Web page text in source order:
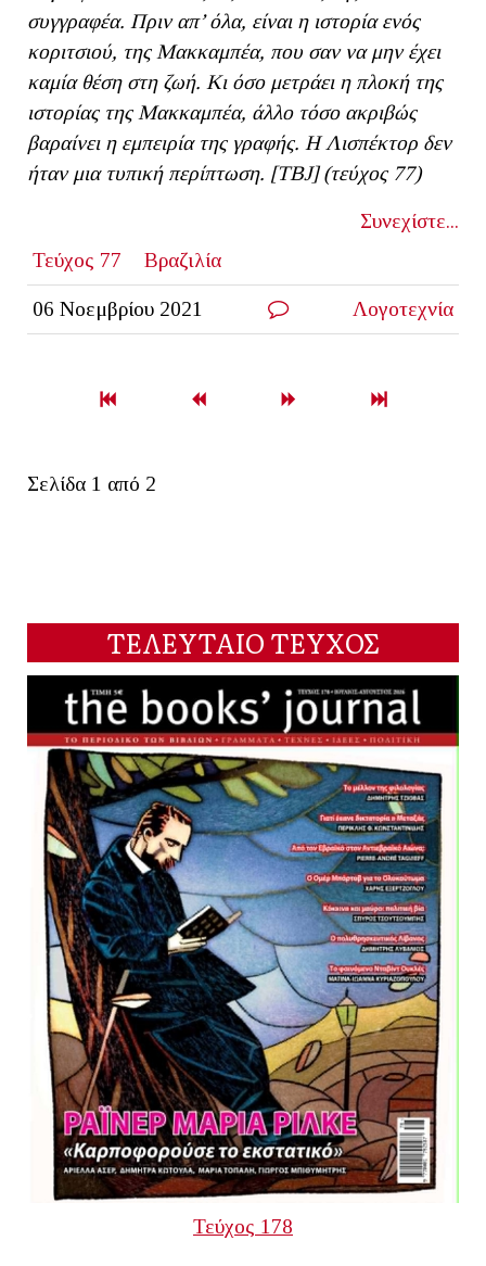
συγγραφέα. Πριν απ’ όλα, είναι η ιστορία ενός
κοριτσιού, της Μακκαμπέα, που σαν να μην έχει
καμία θέση στη ζωή. Κι όσο μετράει η πλοκή της
ιστορίας της Μακκαμπέα, άλλο τόσο ακριβώς
βαραίνει η εμπειρία της γραφής. Η Λισπέκτορ δεν
ήταν μια τυπική περίπτωση. [TBJ] (τεύχος 77)
Συνεχίστε...
Τεύχος 77
Βραζιλία
06 Νοεμβρίου 2021 Λογοτεχνία
Σελίδα 1 από 2
ΤΕΛΕΥΤΑΙΟ ΤΕΥΧΟΣ
Τεύχος 178